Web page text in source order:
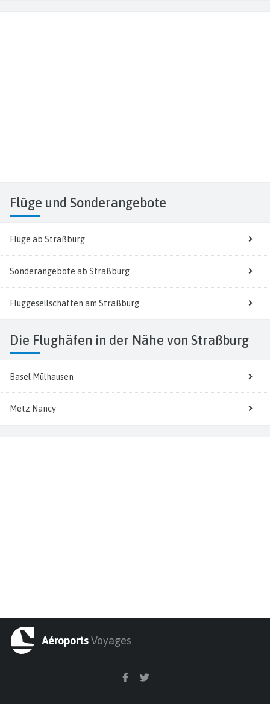
Flüge und Sonderangebote
Flüge ab Straßburg
Sonderangebote ab Straßburg
Fluggesellschaften am Straßburg
Die Flughäfen in der Nähe von Straßburg
Basel Mülhausen
Metz Nancy
AéroportsVoyages